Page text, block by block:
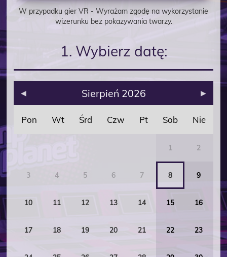
W przypadku gier VR - Wyrażam zgodę na wykorzystanie
wizerunku bez pokazywania twarzy.
1. Wybierz datę:
◀ Sierpień 2026 ▶
Pon Wt Śrd Czw Pt Sob Nie
1 2
3 4 5 6 7 8 9
10 11 12 13 14 15 16
17 18 19 20 21 22 23